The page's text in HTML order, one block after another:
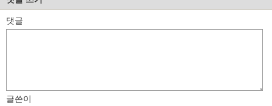
댓글
글쓴이